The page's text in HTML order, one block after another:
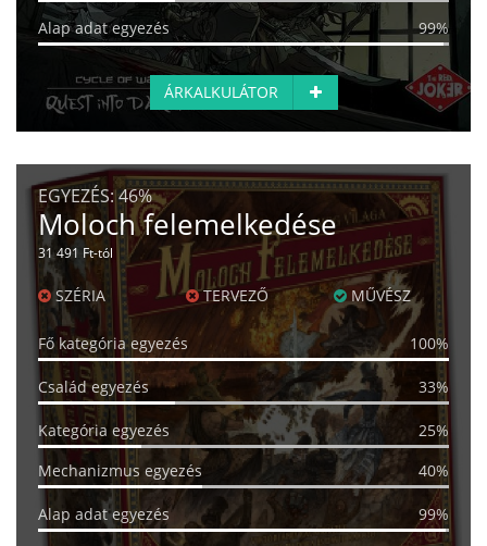
Alap adat egyezés 99%
ÁRKALKULÁTOR
EGYEZÉS:46%
Moloch felemelkedése
31 491 Ft-tól
SZÉRIA TERVEZŐ MŰVÉSZ
Fő kategória egyezés 100%
Család egyezés 33%
Kategória egyezés
25%
Mechanizmus egyezés
40%
Alap adat egyezés 99%